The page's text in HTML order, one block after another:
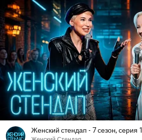
Женский стендап - 7 сезон, серия 1